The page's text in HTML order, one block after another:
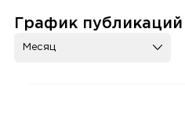
График
Месяц